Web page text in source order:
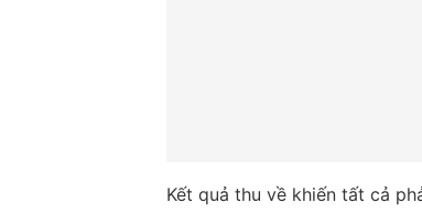
Kết quả thu về khiến tất cả